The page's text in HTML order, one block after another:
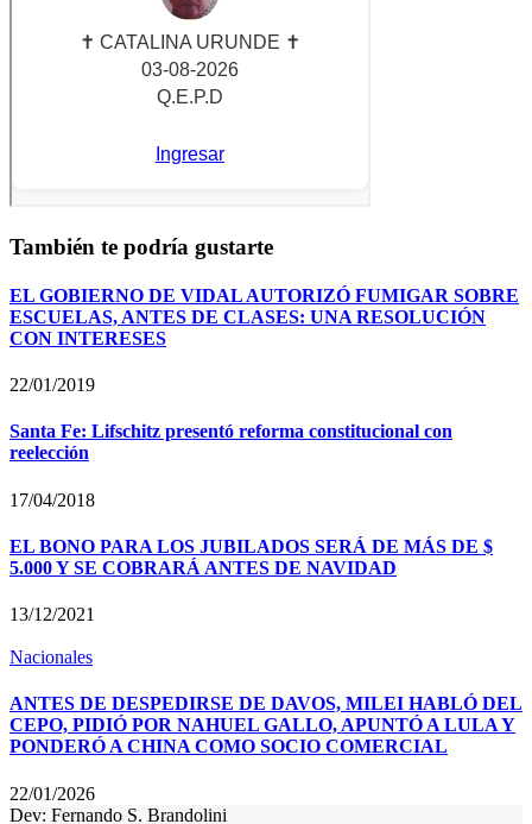
También te podría gustarte
EL GOBIERNO DE VIDAL AUTORIZÓ FUMIGAR SOBRE
ESCUELAS, ANTES DE CLASES: UNA RESOLUCIÓN
CON INTERESES
22/01/2019
Santa Fe: Lifschitz presentó reforma constitucional con
reelección
17/04/2018
EL BONO PARA LOS JUBILADOS SERÁ DE MÁS DE $
5.000 Y SE COBRARÁ ANTES DE NAVIDAD
13/12/2021
Nacionales
ANTES DE DESPEDIRSE DE DAVOS, MILEI HABLÓ DEL
CEPO, PIDIÓ POR NAHUEL GALLO, APUNTÓ A LULA Y
PONDERÓ A CHINA COMO SOCIO COMERCIAL
22/01/2026
Dev: Fernando S. Brandolini